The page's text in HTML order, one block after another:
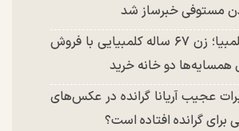
مستوفی خبرساز شد
ملکه شایعه کلمبیا؛ زن ۶۷ ساله کلمبیایی با فروش
دو خانه خرید
عجیب آریانا گرانده در عکس‌های
برای گرانده افتاده است؟